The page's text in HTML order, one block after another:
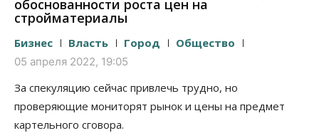
обоснованности роста цен на
стройматериалы
Бизнес Власть Город Общество
05 апреля 2022, 19:05
За спекуляцию сейчас привлечь трудно, но
проверяющие мониторят рынок и цены на предмет
картельного сговора.